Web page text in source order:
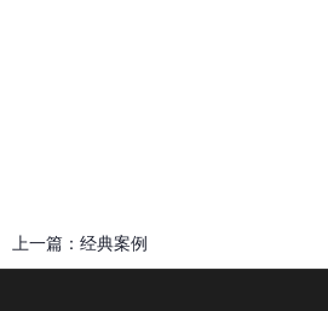
上一篇： 经典案例